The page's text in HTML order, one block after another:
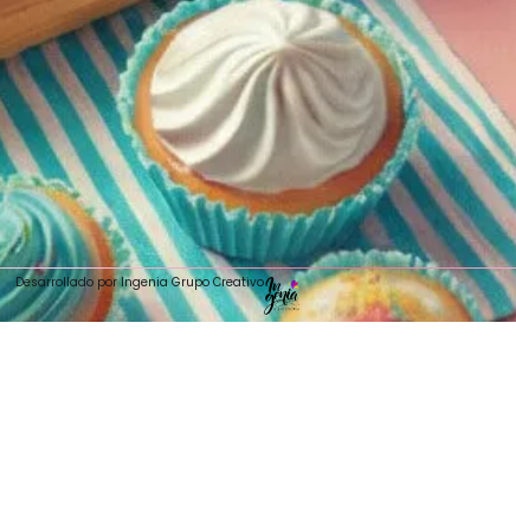
Desarrollado por Ingenia Grupo Creativo